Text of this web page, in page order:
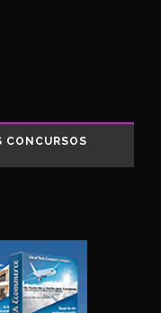
CONCURSOS